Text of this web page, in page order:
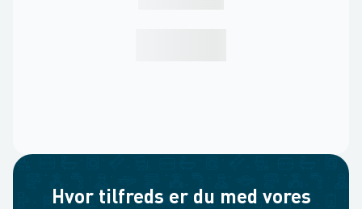
Hvor tilfreds er du med vores